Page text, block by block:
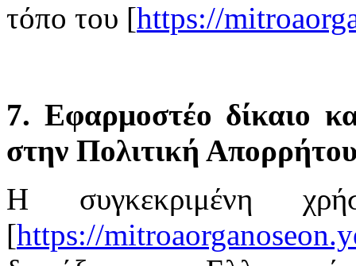
τόπο του [https://
7. Εφαρμοστέο δίκαιο
στην Πολιτική
Η συγκεκριμένη
[https://